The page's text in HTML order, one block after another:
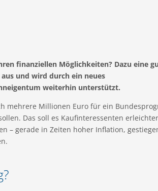
finanziellen Möglichkeiten? Dazu eine
und wird durch ein neues
weiterhin unterstützt.
mehrere Millionen Euro für ein
Das soll es Kaufinteressenten
– gerade in Zeiten hoher Inflation,